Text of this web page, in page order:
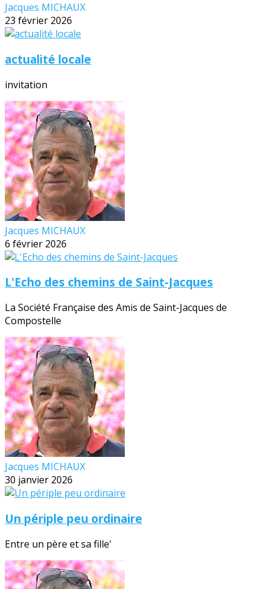
Jacques MICHAUX
23 février 2026
actualité locale
invitation
Jacques MICHAUX
6 février 2026
L'Echo des chemins de Saint-Jacques
La Société Française des Amis de Saint-Jacques de
Compostelle
Jacques MICHAUX
30 janvier 2026
Un périple peu ordinaire
Entre un père et sa fille'